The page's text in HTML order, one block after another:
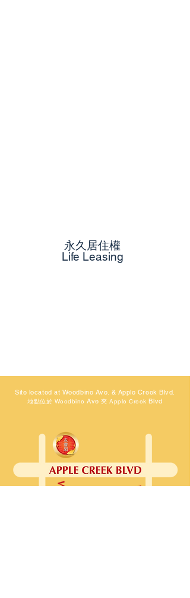
永久居住權
Life Leasing
Site located at Woodbine Ave. & Apple Creek Blvd.
地點位於 WoodbineAve 夾 Apple CreekBlvd